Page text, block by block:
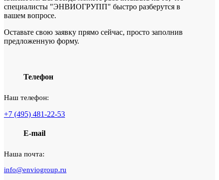
специалисты "ЭНВИОГРУПП" быстро разберутся в
вашем вопросе.
Оставьте свою заявку прямо сейчас, просто заполнив
предложенную форму.
Телефон
Наш телефон:
+7 (495) 481-22-53
E-mail
Наша почта:
info@enviogroup.ru